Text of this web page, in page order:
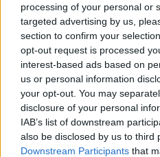
processing of your personal or
targeted advertising by us,
section to confirm your
opt-out request is processed
interest-based ads based on
us or personal information
your opt-out. You may
disclosure of your personal
IAB’s list of downstream
also be disclosed by us to third
Downstream Participants that
o καιρός τώρα:
30°
αίθριος καιρός
86%
10km/h
Δ
27°/29°
06:18
20:06